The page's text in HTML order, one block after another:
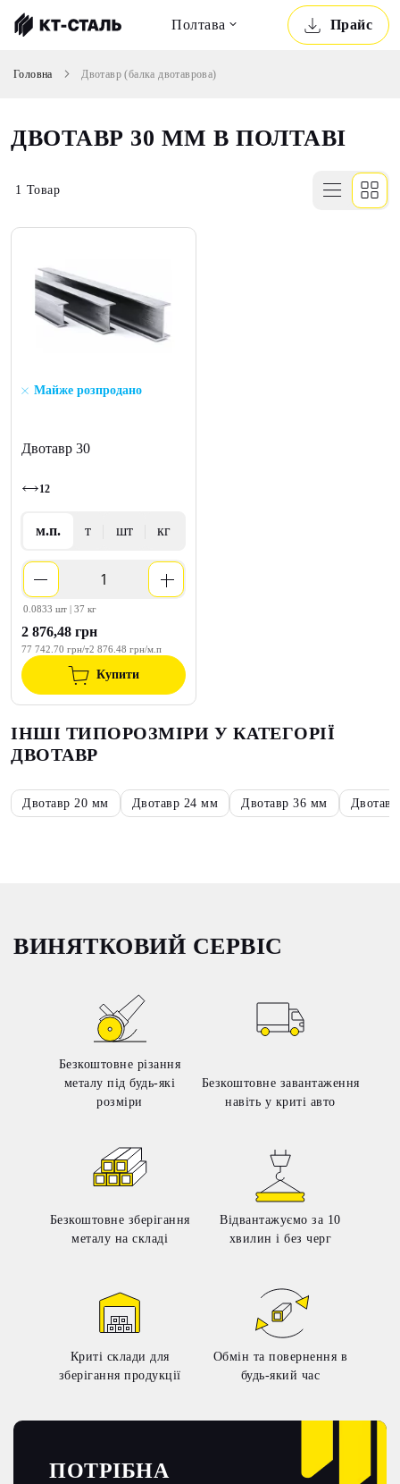
Прайс
Полтава
Головна Двотавр (балка двотаврова)
ДВОТАВР 30 ММ В ПОЛТАВІ
1 Товар
Майже розпродано
Двотавр 30
12
м.п. т шт кг
0.0833 шт | 37 кг
2 876,48 грн
77 742.70 грн/т2 876.48 грн/м.п
Купити
ІНШІ ТИПОРОЗМІРИ У КАТЕГОРІЇ
ДВОТАВР
Двотавр 20 мм Двотавр 24 мм Двотавр 36 мм
ВИНЯТКОВИЙ СЕРВІС
Безкоштовне різання
металу під будь-які
розміри
Безкоштовне завантаження
навіть у криті авто
Безкоштовне зберігання
металу на складі
Відвантажуємо за 10
хвилин і без черг
Криті склади для
зберігання продукції
Обмін та повернення в
будь-який час
ПОТРІБНА